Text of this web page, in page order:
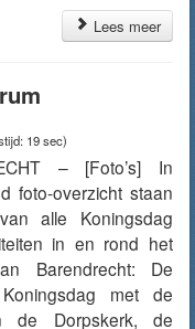
Lees meer
19 sec)
– [Foto’s] In
foto-overzicht staan
alle Koningsdag
in en rond het
Barendrecht: De
met de
de Dorpskerk, de